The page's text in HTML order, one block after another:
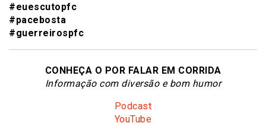
#euescutopfc
#pacebosta
#guerreirospfc
CONHEÇA O POR FALAR EM CORRIDA
Informação com diversão e bom humor
Podcast
YouTube